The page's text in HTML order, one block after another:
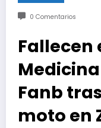
0 Comentarios
Fallecen
Fanb
moto en